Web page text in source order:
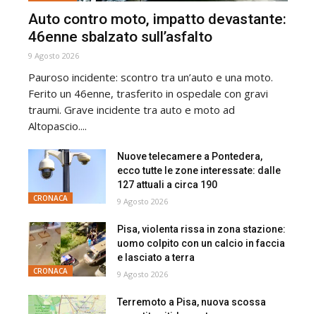
Auto contro moto, impatto devastante:
46enne sbalzato sull’asfalto
9 Agosto 2026
Pauroso incidente: scontro tra un’auto e una moto.
Ferito un 46enne, trasferito in ospedale con gravi
traumi. Grave incidente tra auto e moto ad
Altopascio....
CRONACA
Nuove telecamere a Pontedera,
ecco tutte le zone interessate: dalle
127 attuali a circa 190
9 Agosto 2026
CRONACA
Pisa, violenta rissa in zona stazione:
uomo colpito con un calcio in faccia
e lasciato a terra
9 Agosto 2026
Terremoto a Pisa, nuova scossa